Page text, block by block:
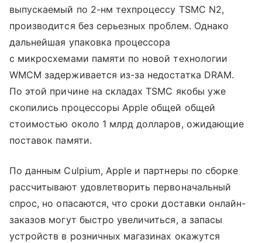
выпускаемый по 2-нм техпроцессу TSMC N2,
производится без серьезных проблем. Однако
дальнейшая упаковка процессора
с микросхемами памяти по новой технологии
WMCM задерживается из-за недостатка DRAM.
По этой причине на складах TSMC якобы уже
скопились процессоры Apple общей общей
стоимостью около 1 млрд долларов, ожидающие
поставок памяти.
По данным Culpium, Apple и партнеры по сборке
рассчитывают удовлетворить первоначальный
спрос, но опасаются, что сроки доставки онлайн-
заказов могут быстро увеличиться, а запасы
устройств в розничных магазинах окажутся